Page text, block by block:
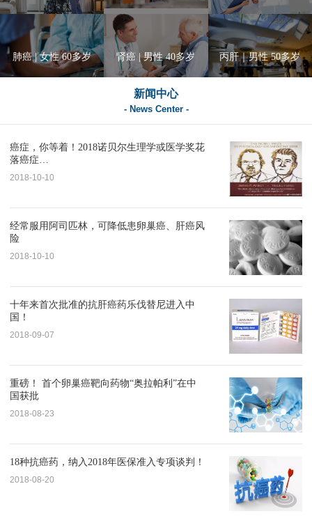
肺癌 | 女性 60多岁 肾癌 | 男性 40多岁 丙肝｜男性 50多岁
新闻中心
- News Center -
癌症，你等着！2018诺贝尔生理学或医学奖花
落癌症…
2018-10-10
经常服用阿司匹林，可降低患卵巢癌、肝癌风
险
2018-10-10
十年来首次批准的抗肝癌药乐伐替尼进入中
国！
2018-09-07
重磅！ 首个卵巢癌靶向药物“奥拉帕利”在中
国获批
2018-08-23
18种抗癌药，纳入2018年医保准入专项谈判！
2018-08-20